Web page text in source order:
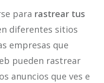
para rastrear tus
diferentes sitios
empresas que
pueden rastrear
anuncios que ves e